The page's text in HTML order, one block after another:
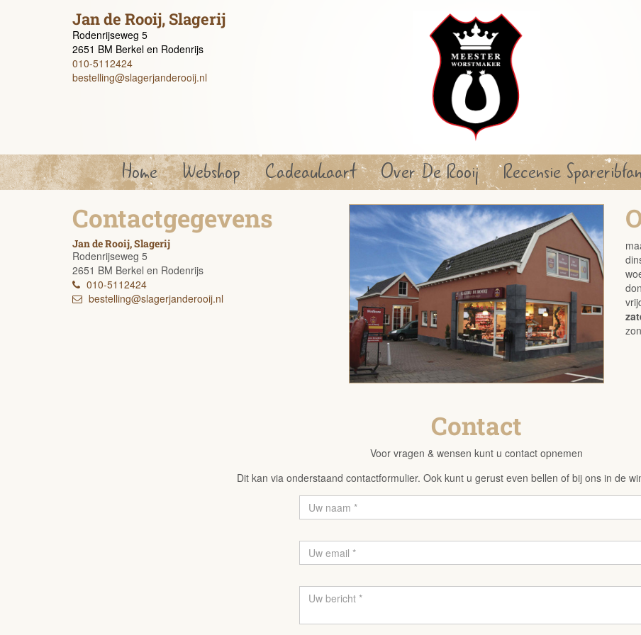
Jan de Rooij, Slagerij
Rodenrijseweg 5
2651 BM Berkel en Rodenrijs
010-5112424
bestelling@slagerjanderooij.nl
Home Webshop Cadeaukaart Over De Rooij Recensie
Contactgegevens
Jan de Rooij, Slagerij
Rodenrijseweg 5
2651 BM Berkel en Rodenrijs
010-5112424
bestelling@slagerjanderooij.nl
Contact
Voor vragen & wensen kunt u contact opnemen
Dit kan via onderstaand contactformulier. Ook kunt u gerust even bellen of bij ons in de